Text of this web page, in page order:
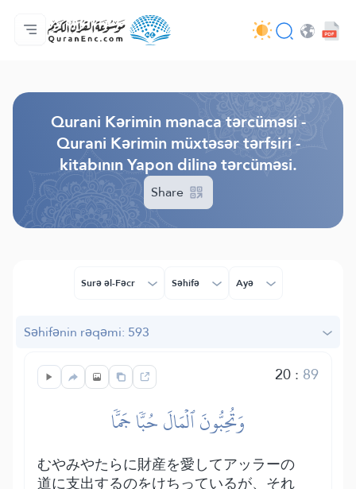
Ana səhifə
Tərcümənin mündəricatı
Audio
Tərtibatçıların xidməti - API
Layihə haqqında
Bizimlə əlaqə saxla
Dil
Qurani Kərimin mənaca tərcüməsi -
Qurani Kərimin müxtəsər tərfsiri -
kitabının Yapon dilinə tərcüməsi.
Share
Surə əl-Fəcr Səhifə Ayə
Səhifənin rəqəmi: 593
20: 89
وَتُحِبُّونَ ٱلۡمَالَ حُبّٗا جَمّٗا
むやみやたらに財産を愛してアッラーの
道に支出するのをけちっているが、それ